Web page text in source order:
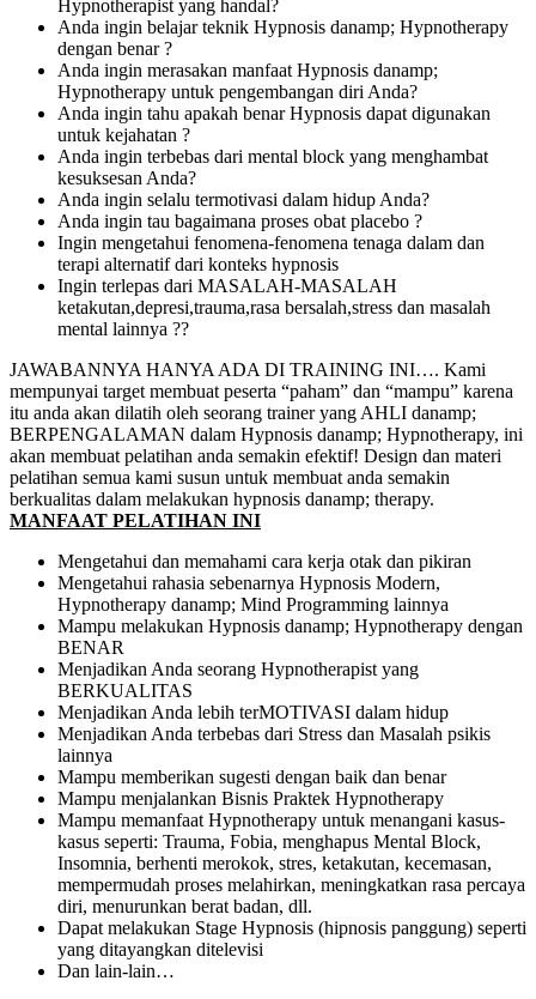
Hypnotherapist yang handal?
Anda ingin belajar teknik Hypnosis danamp; Hypnotherapy
dengan benar ?
Anda ingin merasakan manfaat Hypnosis danamp;
Hypnotherapy untuk pengembangan diri Anda?
Anda ingin tahu apakah benar Hypnosis dapat digunakan
untuk kejahatan ?
Anda ingin terbebas dari mental block yang menghambat
kesuksesan Anda?
Anda ingin selalu termotivasi dalam hidup Anda?
Anda ingin tau bagaimana proses obat placebo ?
Ingin mengetahui fenomena-fenomena tenaga dalam dan
terapi alternatif dari konteks hypnosis
Ingin terlepas dari MASALAH-MASALAH
ketakutan,depresi,trauma,rasa bersalah,stress dan masalah
mental lainnya ??
JAWABANNYA HANYA ADA DI TRAINING INI…. Kami
mempunyai target membuat peserta “paham” dan “mampu” karena
itu anda akan dilatih oleh seorang trainer yang AHLI danamp;
BERPENGALAMAN dalam Hypnosis danamp; Hypnotherapy, ini
akan membuat pelatihan anda semakin efektif! Design dan materi
pelatihan semua kami susun untuk membuat anda semakin
berkualitas dalam melakukan hypnosis danamp; therapy.
MANFAAT PELATIHAN INI
Mengetahui dan memahami cara kerja otak dan pikiran
Mengetahui rahasia sebenarnya Hypnosis Modern,
Hypnotherapy danamp; Mind Programming lainnya
Mampu melakukan Hypnosis danamp; Hypnotherapy dengan
BENAR
Menjadikan Anda seorang Hypnotherapist yang
BERKUALITAS
Menjadikan Anda lebih terMOTIVASI dalam hidup
Menjadikan Anda terbebas dari Stress dan Masalah psikis
lainnya
Mampu memberikan sugesti dengan baik dan benar
Mampu menjalankan Bisnis Praktek Hypnotherapy
Mampu memanfaat Hypnotherapy untuk menangani kasus-
kasus seperti: Trauma, Fobia, menghapus Mental Block,
Insomnia, berhenti merokok, stres, ketakutan, kecemasan,
mempermudah proses melahirkan, meningkatkan rasa percaya
diri, menurunkan berat badan, dll.
Dapat melakukan Stage Hypnosis (hipnosis panggung) seperti
yang ditayangkan ditelevisi
Dan lain-lain…